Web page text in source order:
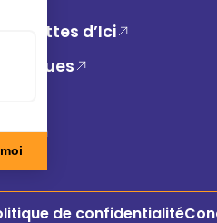
Pattes d’Ici
cliniques
de confidentialité